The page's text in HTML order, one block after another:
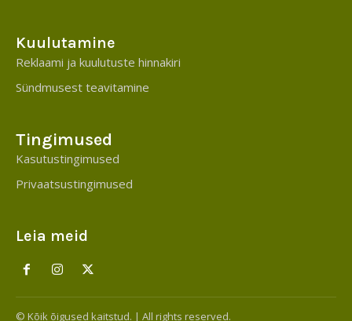
Kuulutamine
Reklaami ja kuulutuste hinnakiri
Sündmusest teavitamine
Tingimused
Kasutustingimused
Privaatsustingimused
Leia meid
© Kõik õigused kaitstud. | All rights reserved.